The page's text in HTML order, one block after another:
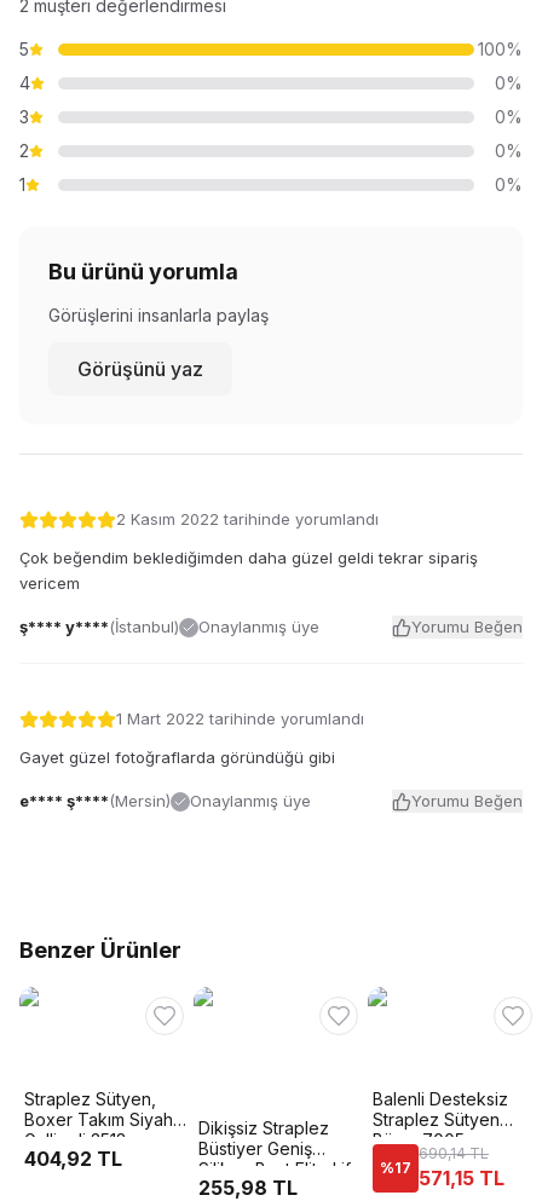
2 müşteri değerlendirmesi
5 100%
4
0%
3
0%
2
0%
1
0%
Bu ürünü yorumla
Görüşlerini insanlarla paylaş
Görüşünü yaz
2 Kasım 2022 tarihinde yorumlandı
Çok beğendim beklediğimden daha güzel geldi tekrar sipariş
vericem
ş**** y****(İstanbul) Onaylanmış üye Yorumu Beğen
1 Mart 2022 tarihinde yorumlandı
Gayet güzel fotoğraflarda göründüğü gibi
e**** ş****(Mersin) Onaylanmış üye Yorumu Beğen
Benzer Ürünler
Straplez Sütyen,
Boxer Takım Siyah
Gallipoli 3513
404,92 TL
Dikişsiz Straplez
Büstiyer Geniş
Silikon Bant Elite Life
776
255,98 TL
Balenli Desteksiz
Straplez Sütyen
Büşra 7005
%17
690,14 TL
571,15 TL